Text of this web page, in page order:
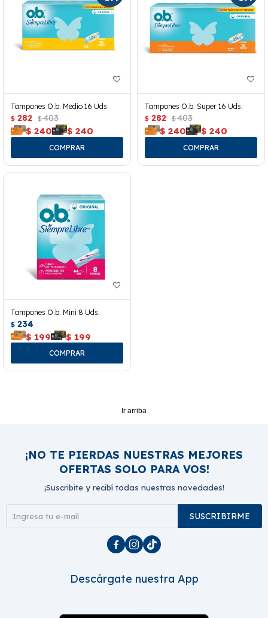
Tampones O.b. Medio 16 Uds.
$ 282 $ 403
$ 240 $ 240
Tampones O.b. Super 16 Uds.
$ 282 $ 403
$ 240 $ 240
Tampones O.b. Mini 8 Uds.
$ 234
$ 199 $ 199
Ir arriba
¡NO TE PIERDAS NUESTRAS MEJORES
OFERTAS SOLO PARA VOS!
¡Suscribite y recibí todas nuestras novedades!
SUSCRIBIRME
  
Descárgate nuestra App